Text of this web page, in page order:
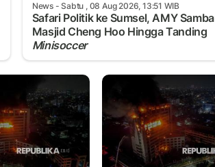
News- Sabtu , 08 Aug 2026, 13:51 WIB
Safari Politik ke Sumsel, AMY
Masjid Cheng Hoo Hingga Tanding
Minisoccer